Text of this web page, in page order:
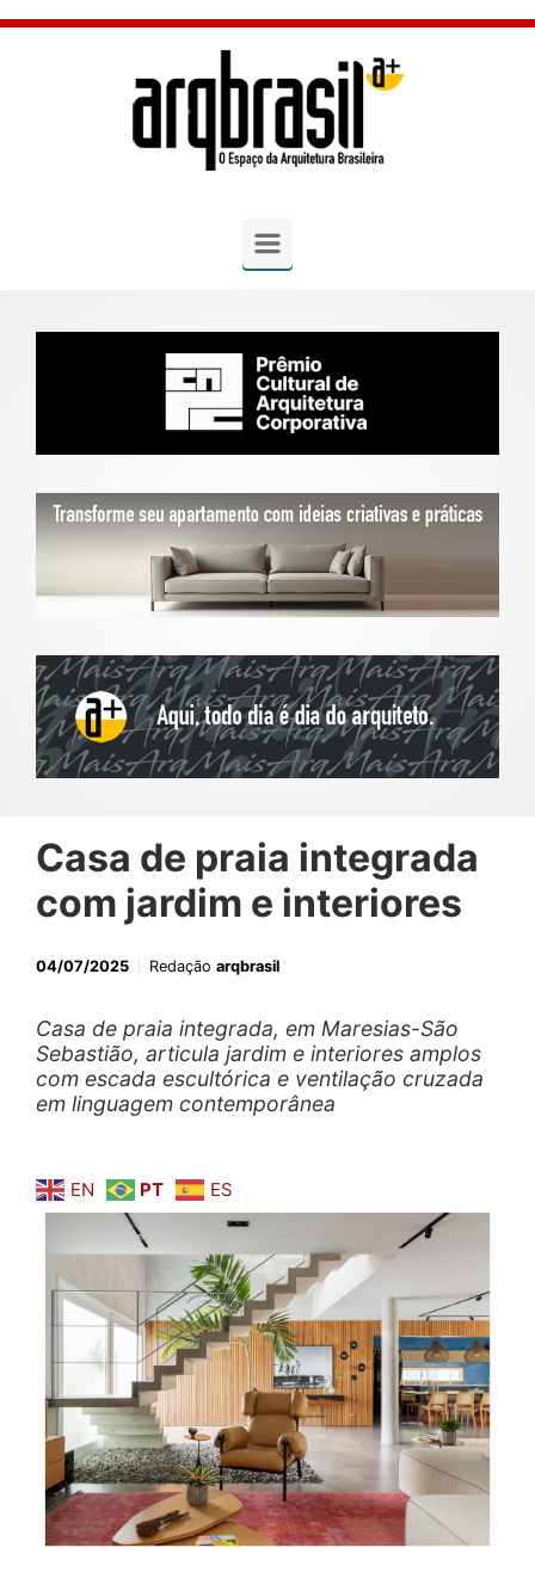
Skip to main content
Casa de praia integrada
com jardim e interiores
04/07/2025 Redação arqbrasil
Casa de praia integrada, em Maresias-São
Sebastião, articula jardim e interiores amplos
com escada escultórica e ventilação cruzada
em linguagem contemporânea
EN PT ES